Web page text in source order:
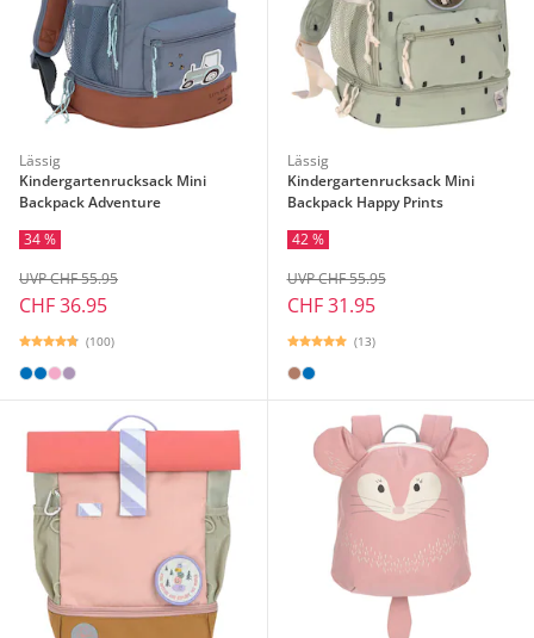
Lässig
Kindergartenrucksack Mini
Backpack Adventure
34 %
CHF 36.95
UVP CHF 55.95
(100)
Lässig
Kindergartenrucksack Mini
Backpack Happy Prints
42 %
CHF 31.95
UVP CHF 55.95
(13)